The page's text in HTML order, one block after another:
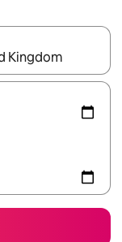
skal du navigere